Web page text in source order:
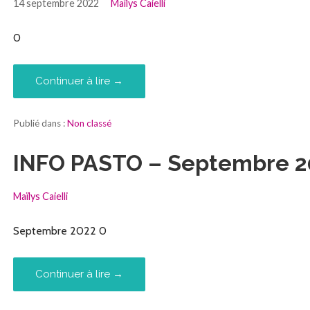
14 septembre 2022 Maïlys Caielli
0
Continuer à lire →
Publié dans :Non classé
INFO PASTO – Septembre
Maïlys Caielli
Septembre 2022 0
Continuer à lire →